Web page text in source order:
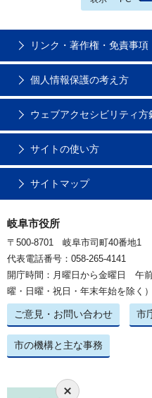
リンク・著作権・免責事項
個人情報保護の考え方
ウェブアクセシビリティ方
サイトの使い方
サイトマップ
岐阜市役所
〒500-8701 岐阜市司町40番地1
代表電話番号：058-265-4141
開庁時間：月曜日から金曜日 午
曜・日曜・祝日・年末年始を除く）
ご意見・お問い合わせ 市
市の機構と主な事務